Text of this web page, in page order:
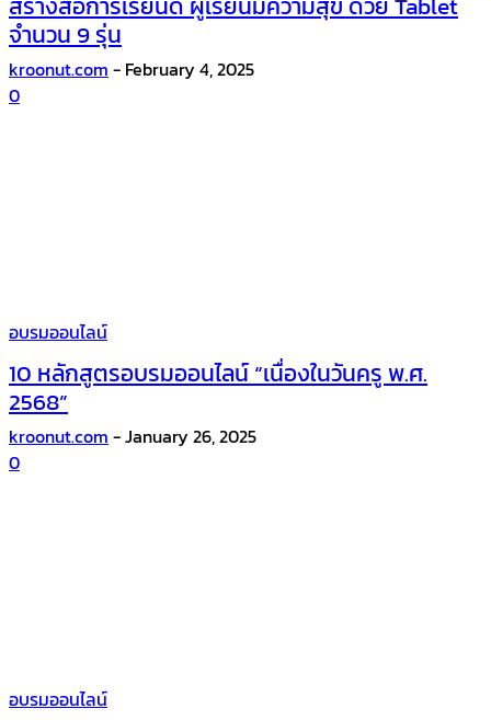
จำนวน 9 รุ่น
kroonut.com - February 4, 2025
0
อบรมออนไลน์
10 หลักสูตรอบรมออนไลน์ “เนื่องในวันครู พ.ศ.
2568”
kroonut.com -January 26, 2025
0
อบรมออนไลน์